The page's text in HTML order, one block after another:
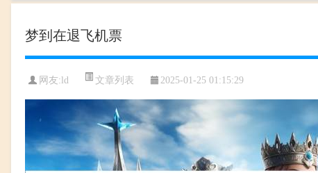
梦到在退飞机票
网友: ld 文章列表 2025-01-25 01:15:29